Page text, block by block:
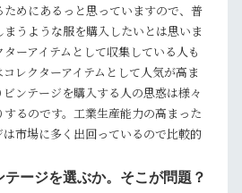
めにあるっと思っていますので、普
うような服を購入したいとは思いま
ーアイテムとして収集している人も
レクターアイテムとして人気が高ま
ンテージを購入する人の思惑は様々
るのです。工業生産能力の高まった
は市場に多く出回っているので比較的
ージを選ぶか。そこが問題？